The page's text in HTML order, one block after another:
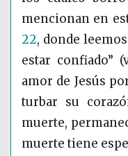
mencionan en
22, donde
estar confiado”
amor de Jesús
turbar su
muerte,
muerte tiene